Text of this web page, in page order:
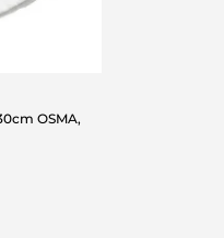
OSMA,